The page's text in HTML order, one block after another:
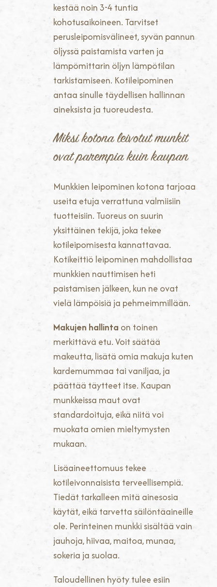
kestää noin 3-4 tuntia
kohotusaikoineen. Tarvitset
perusleipomisvälineet, syvän pannun
öljyssä paistamista varten ja
lämpömittarin öljyn lämpötilan
tarkistamiseen. Kotileipominen
antaa sinulle täydellisen hallinnan
aineksista ja tuoreudesta.
Miksi kotona leivotut munkit
ovat parempia kuin kaupan
Munkkien leipominen kotona tarjoaa
useita etuja verrattuna valmiisiin
tuotteisiin. Tuoreus on suurin
yksittäinen tekijä, joka tekee
kotileipomisesta kannattavaa.
Kotikeittiö leipominen mahdollistaa
munkkien nauttimisen heti
paistamisen jälkeen, kun ne ovat
vielä lämpöisiä ja pehmeimmillään.
Makujen hallinta on toinen
merkittävä etu. Voit säätää
makeutta, lisätä omia makuja kuten
kardemummaa tai vaniljaa, ja
päättää täytteet itse. Kaupan
munkkeissa maut ovat
standardoituja, eikä niitä voi
muokata omien mieltymysten
mukaan.
Lisäaineettomuus tekee
kotileivonnaisista terveellisempiä.
Tiedät tarkalleen mitä ainesosia
käytät, eikä tarvetta säilöntäaineille
ole. Perinteinen munkki sisältää vain
jauhoja, hiivaa, maitoa, munaa,
sokeria ja suolaa.
Taloudellinen hyöty tulee esiin